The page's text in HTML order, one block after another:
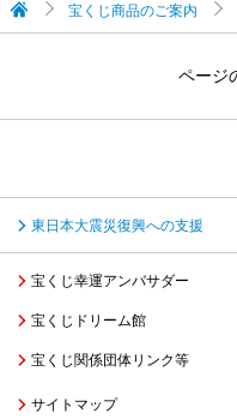
宝くじ商品のご案内
ページ
東日本大震災復興への支援
宝くじ幸運アンバサダー
宝くじドリーム館
宝くじ関係団体リンク等
サイトマップ